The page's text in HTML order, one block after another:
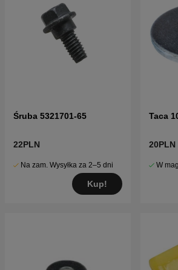
Śruba 5321701-65
22PLN
Na zam. Wysyłka za 2–5 dni
Kup!
Taca
20PLN
W